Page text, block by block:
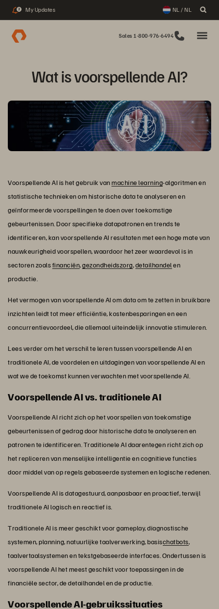
2 My Updates NL / NL
Sales 1-800-976-6494
Wat is voorspellende AI?
Voorspellende AI is het gebruik vanmachine learning-algoritmen en
statistische technieken om historische data te analyseren en
geïnformeerde voorspellingen te doen over toekomstige
gebeurtenissen. Door specifieke datapatronen en trends te
identificeren, kan voorspellende AI resultaten met een hoge mate van
nauwkeurigheid voorspellen, waardoor het zeer waardevol is in
sectoren zoalsfinanciën,gezondheidszorg,detailhandelen
productie.
Het vermogen van voorspellende AI om data om te zetten in bruikbare
inzichten leidt tot meer efficiëntie, kostenbesparingen en een
concurrentievoordeel, die allemaal uiteindelijk innovatie stimuleren.
Lees verder om het verschil te leren tussen voorspellende AI en
traditionele AI, de voordelen en uitdagingen van voorspellende AI en
wat we de toekomst kunnen verwachten met voorspellende AI.
Voorspellende AI vs. traditionele AI
Voorspellende AI richt zich op het voorspellen van toekomstige
gebeurtenissen of gedrag door historische data te analyseren en
patronen te identificeren. Traditionele AI daarentegen richt zich op
het repliceren van menselijke intelligentie en cognitieve functies
door middel van op regels gebaseerde systemen en logische redenen.
Voorspellende AI is datagestuurd, aanpasbaar en proactief, terwijl
traditionele AI logisch en reactief is.
Traditionele AI is meer geschikt voor gameplay, diagnostische
systemen, planning, natuurlijke taalverwerking, basischatbots,
taalvertaalsystemen en tekstgebaseerde interfaces. Ondertussen is
voorspellende AI het meest geschikt voor toepassingen in de
financiële sector, de detailhandel en de productie.
Voorspellende AI-gebruikssituaties